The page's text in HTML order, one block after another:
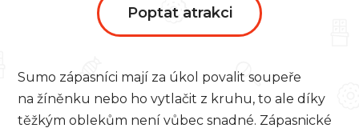
Poptat atrakci
Sumo zápasníci mají za úkol povalit soupeře
na žíněnku nebo ho vytlačit z kruhu, to ale díky
těžkým oblekům není vůbec snadné. Zápasnické